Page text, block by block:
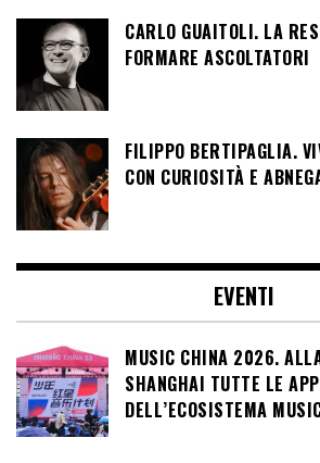
CARLO GUAITOLI. LA
FORMARE ASCOLTATORI
FILIPPO BERTIPAGLIA.
CON CURIOSITÀ E
EVENTI
MUSIC CHINA 2026.
SHANGHAI TUTTE LE
DELL’ECOSISTEMA